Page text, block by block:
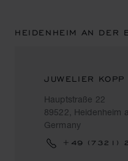
HEIDENHEIM AN DER
JUWELIER KOPP
Hauptstraße 22
89522, Heidenheim
Germany
+49 (7321)